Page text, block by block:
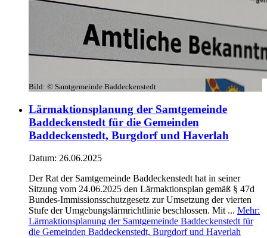
Bild: © Samtgemeinde Baddeckenstedt
Lärmaktionsplanung der Samtgemeinde
Baddeckenstedt für die Gemeinden
Baddeckenstedt, Burgdorf und Haverlah
Datum: 26.06.2025
Der Rat der Samtgemeinde Baddeckenstedt hat in seiner
Sitzung vom 24.06.2025 den Lärmaktionsplan gemäß § 47d
Bundes-Immissionsschutzgesetz zur Umsetzung der vierten
Stufe der Umgebungslärmrichtlinie beschlossen. Mit ... Mehr:
Lärmaktionsplanung der Samtgemeinde Baddeckenstedt für
die Gemeinden Baddeckenstedt, Burgdorf und Haverlah